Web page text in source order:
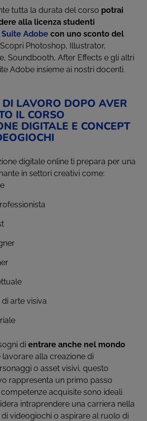
tutta la durata del corso potrai
alla licenza studenti
Suite Adobe con uno sconto del
Scopri Photoshop, Illustrator,
Soundbooth, After Effects e gli altri
Adobe insieme ai nostri docenti.
LAVORO DOPO AVER
IL CORSO
DIGITALE E CONCEPT
digitale online ti prepara per una
in settori creativi come:
arte visiva
di entrare anche nel mondo
lavorare alla creazione di
o asset visivi, questo
rappresenta un primo passo
acquisite sono ideali
intraprendere una carriera nella
videogiochi o aspirare al ruolo di